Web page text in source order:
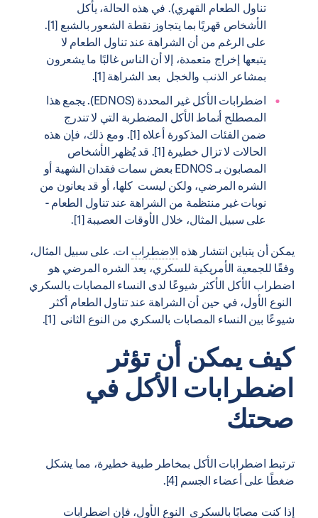
تناول الطعام القهري). في هذه الحالة، يأكل
الأشخاص قهريًا بما يتجاوز نقطة الشعور بالشبع [1].
على الرغم من أن الشراهة عند تناول الطعام لا
يتبعها إخراج متعمدة، إلا أن الناس غالبًا ما يشعرون
بمشاعر الذنب والخجل بعد الشراهة [1].
اضطرابات الأكل غير المحددة (EDNOS). يجمع هذا
المصطلح أنماط الأكل المضطربة التي لا تندرج
ضمن الفئات المذكورة أعلاه [1]. ومع ذلك، فإن هذه
الحالات لا تزال خطيرة [1]. قد يُظهر الأشخاص
المصابون بـ EDNOS بعض سمات فقدان الشهية أو
الشره المرضي، ولكن ليست كلها، أو قد يعانون من
نوبات غير منتظمة من الشراهة عند تناول الطعام -
على سبيل المثال، خلال الأوقات العصيبة [1].
يمكن أن يتباين انتشار هذه الاضطراب ات. على سبيل المثال،
وفقًا للجمعية الأمريكية للسكري، يعد الشره المرضي هو
اضطراب الأكل الأكثر شيوعًا لدى النساء المصابات بالسكري
النوع الأول، في حين أن الشراهة عند تناول الطعام أكثر
شيوعًا بين النساء المصابات بالسكري من النوع الثانى [1].
كيف يمكن أن تؤثر
اضطرابات الأكل في
صحتك
ترتبط اضطرابات الأكل بمخاطر طبية خطيرة، مما يشكل
ضغطًا على أعضاء الجسم [4].
إذا كنت مصابًا بالسكري النوع الأول، فإن اضطرابات